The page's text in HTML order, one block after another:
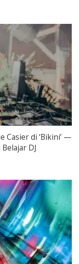
Casier di ‘Bikini’ —
DJ